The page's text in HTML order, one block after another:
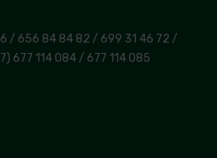
/ 656 84 84 82 / 699 31 46 72 /
677 114 084 / 677 114 085